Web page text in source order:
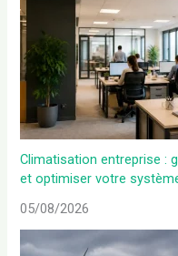
Climatisation entreprise :
et optimiser votre
05/08/2026